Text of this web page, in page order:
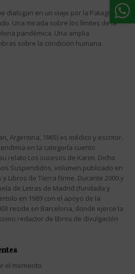
dialogan en un viaje por la Patagonia
Una mirada sobre los límites de la
pandémica. Una amplia
sobre la condición humana.
Argentina, 1965) es médico y escritor.
en la categoría cuento
relato Los sucesos de Karim. Dicho
Suspendidos, volumen publicado en
Libros de Tierra Firme. Durante 2000 y
de Letras de Madrid (fundada y
en 1989 con el apoyo de la
reside en Barcelona, donde ejerce la
redactor de libros de divulgación
el momento.